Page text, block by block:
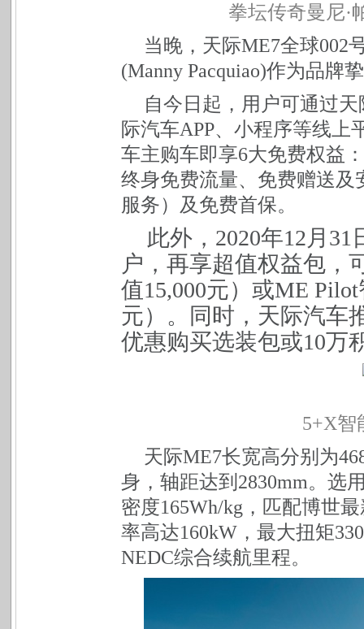
拳坛传奇曼尼·
当晚，天际ME7全球002
(Manny Pacquiao)作为品牌
自今日起，用户可通过
际汽车APP、小程序等线
车主购车即享6大免费权益
终身免费流量、免费赠送
服务）及免费首保。
此外， 2020年12月31
户，再享超值权益包，
值15,000元）或ME
元）。同时，天际汽车
优惠购买选装包或10万
5+X智
天际ME7长宽高分别为
身，轴距达到2830mm。选
密度165Wh/kg，匹配博世
率高达160kW，最大扭矩
NEDC综合续航里程。